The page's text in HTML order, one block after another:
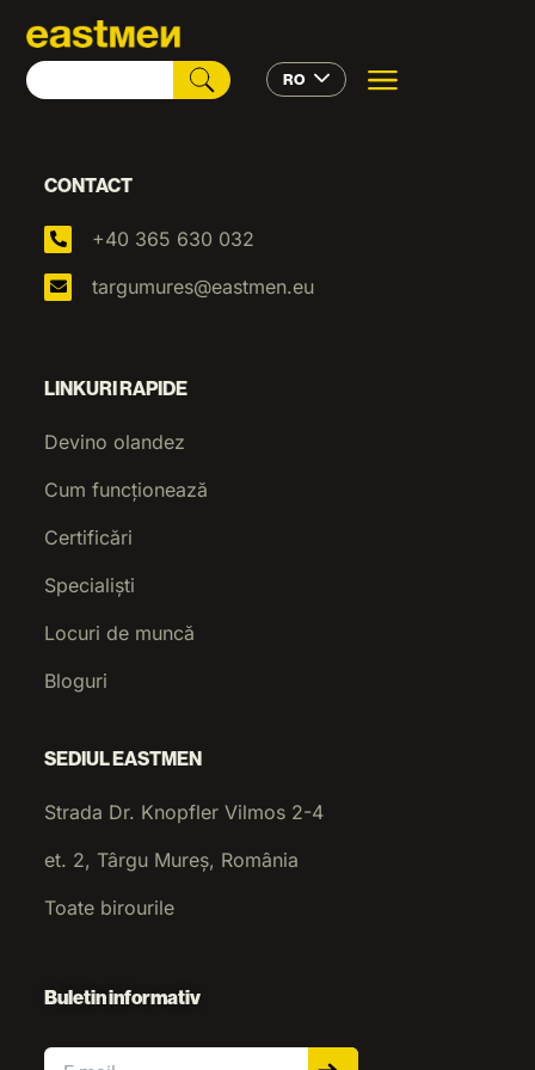
RO
CONTACT
+40 365 630 032
targumures@eastmen.eu
LINKURI RAPIDE
Devino olandez
Cum funcționează
Certificări
Specialiști
Locuri de muncă
Bloguri
SEDIUL EASTMEN
Strada Dr. Knopfler Vilmos 2-4
et. 2, Târgu Mureș, România
Toate birourile
Buletin informativ